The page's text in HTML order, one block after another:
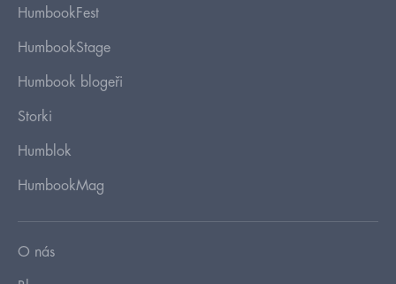
HumbookFest
HumbookStage
Humbook blogeři
Storki
Humblok
HumbookMag
O nás